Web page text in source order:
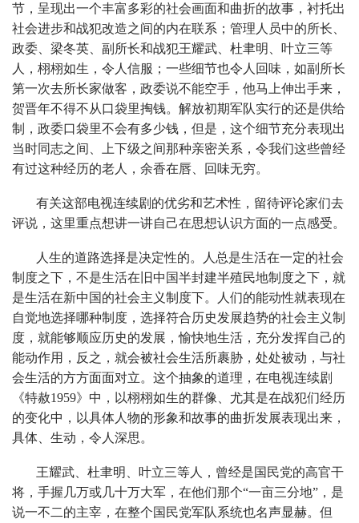
节，呈现出一个丰富多彩的社会画面和曲折的故事，衬托出
社会进步和战犯改造之间的内在联系；管理人员中的所长、
政委、梁冬英、副所长和战犯王耀武、杜聿明、叶立三等
人，栩栩如生，令人信服；一些细节也令人回味，如副所长
第一次去所长家做客，政委说不能空手，他马上伸出手来，
贺晋年不得不从口袋里掏钱。解放初期军队实行的还是供给
制，政委口袋里不会有多少钱，但是，这个细节充分表现出
当时同志之间、上下级之间那种亲密关系，令我们这些曾经
有过这种经历的老人，余香在唇、回味无穷。
有关这部电视连续剧的优劣和艺术性，留待评论家们去
评说，这里重点想讲一讲自己在思想认识方面的一点感受。
人生的道路选择是决定性的。人总是生活在一定的社会
制度之下，不是生活在旧中国半封建半殖民地制度之下，就
是生活在新中国的社会主义制度下。人们的能动性就表现在
自觉地选择哪种制度，选择符合历史发展趋势的社会主义制
度，就能够顺应历史的发展，愉快地生活，充分发挥自己的
能动作用，反之，就会被社会生活所裹胁，处处被动，与社
会生活的方方面面对立。这个抽象的道理，在电视连续剧
《特赦1959》中，以栩栩如生的群像、尤其是在战犯们经历
的变化中，以具体人物的形象和故事的曲折发展表现出来，
具体、生动，令人深思。
王耀武、杜聿明、叶立三等人，曾经是国民党的高官干
将，手握几万或几十万大军，在他们那个“一亩三分地”，是
说一不二的主宰，在整个国民党军队系统也名声显赫。但